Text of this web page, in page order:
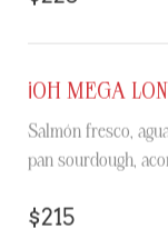
¡OH MEGA
Salmón fresco,
pan sourdough,
$215